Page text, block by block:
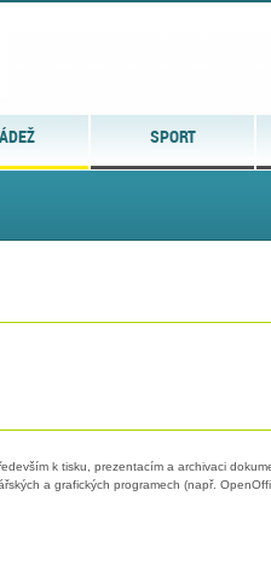
SPORT
k tisku, prezentacím a archivaci
a grafických programech (např.